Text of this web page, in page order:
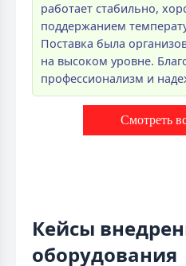
работает стабильно,
поддержанием
Поставка была
на высоком уровне.
профессионализм и
Смотреть
Кейсы
оборудования